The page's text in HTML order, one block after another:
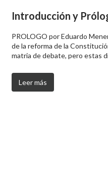
Introducción y
PROLOGO por Eduardo
de la reforma de la
matria de debate, pero estas
Leer más